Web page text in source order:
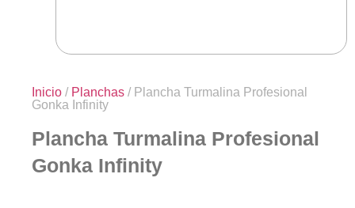
Inicio / Planchas / Plancha Turmalina Profesional
Gonka Infinity
Plancha Turmalina Profesional
Gonka Infinity